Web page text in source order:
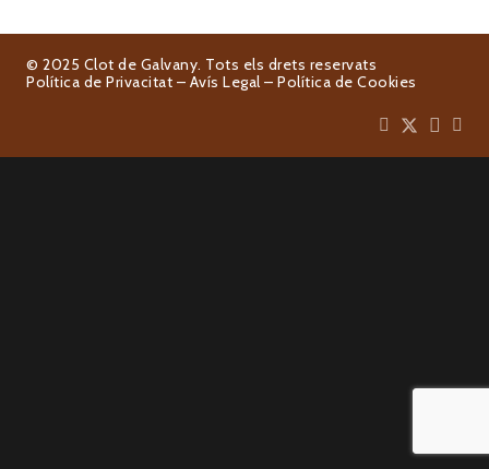
© 2025 Clot de Galvany. Tots els drets reservats
Política de Privacitat – Avís Legal – Política de Cookies